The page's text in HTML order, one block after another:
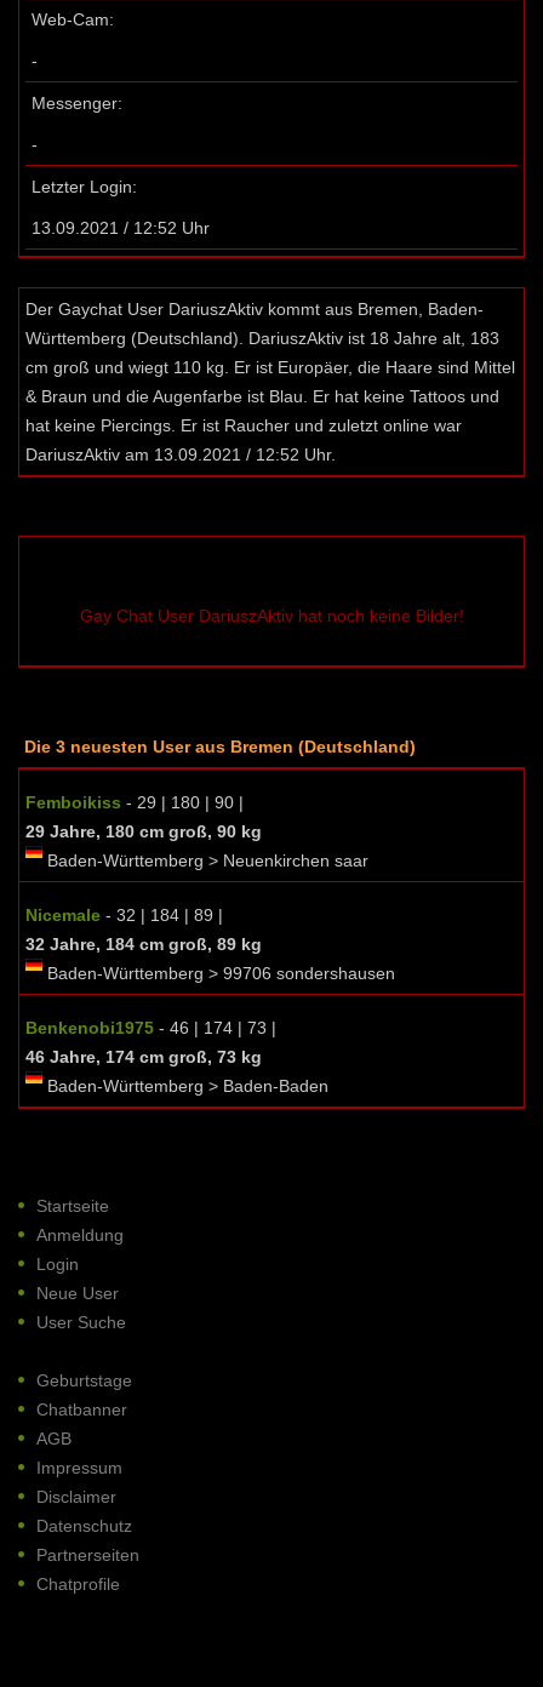
Web-Cam:
-
Messenger:
-
Letzter Login:
13.09.2021 / 12:52 Uhr
Der Gaychat User DariuszAktiv kommt aus Bremen, Baden-
Württemberg (Deutschland). DariuszAktiv ist 18 Jahre alt, 183
cm groß und wiegt 110 kg. Er ist Europäer, die Haare sind Mittel
& Braun und die Augenfarbe ist Blau. Er hat keine Tattoos und
hat keine Piercings. Er ist Raucher und zuletzt online war
DariuszAktiv am 13.09.2021 / 12:52 Uhr.
Gay Chat User DariuszAktiv hat noch keine Bilder!
Die 3 neuesten User aus Bremen (Deutschland)
Femboikiss - 29 | 180 | 90 |
29 Jahre, 180 cm groß, 90 kg
Baden-Württemberg > Neuenkirchen saar
Nicemale - 32 | 184 | 89 |
32 Jahre, 184 cm groß, 89 kg
Baden-Württemberg > 99706 sondershausen
Benkenobi1975 - 46 | 174 | 73 |
46 Jahre, 174 cm groß, 73 kg
Baden-Württemberg > Baden-Baden
Startseite
Anmeldung
Login
Neue User
User Suche
Geburtstage
Chatbanner
AGB
Impressum
Disclaimer
Datenschutz
Partnerseiten
Chatprofile